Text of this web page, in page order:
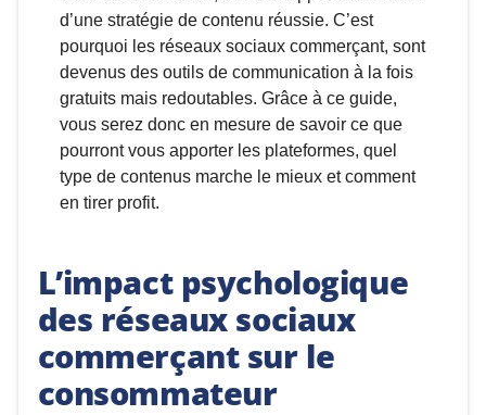
d’une stratégie de contenu réussie. C’est
pourquoi les réseaux sociaux commerçant, sont
devenus des outils de communication à la fois
gratuits mais redoutables. Grâce à ce guide,
vous serez donc en mesure de savoir ce que
pourront vous apporter les plateformes, quel
type de contenus marche le mieux et comment
en tirer profit.
L’impact psychologique
des réseaux sociaux
commerçant sur le
consommateur